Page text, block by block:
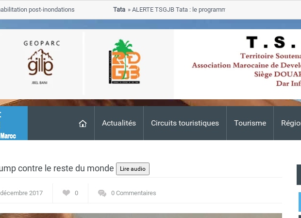
Actualités Circuits touristiques Tourisme
post-inondations
ALERTE TSGJB Tata : le programme de rehabilitation post-
progresse dans les zones sinistrees
contre le reste du monde
2017 0 0 Commentaires